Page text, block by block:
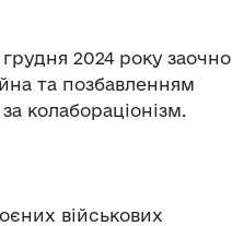
2024 року заочно
та позбавленням
колабораціонізм.
військових